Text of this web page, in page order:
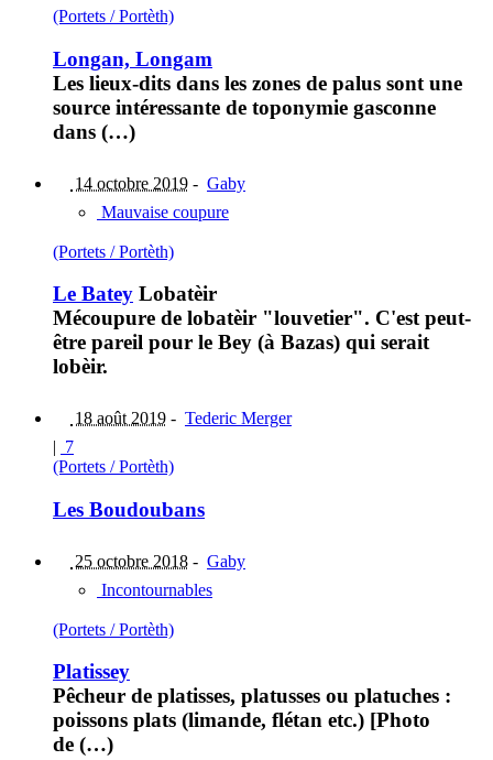
(Portets / Portèth)
Longan, Longam
Les lieux-dits dans les zones de palus sont une
source intéressante de toponymie gasconne
dans (…)
14 octobre 2019 - Gaby
Mauvaise coupure
(Portets / Portèth)
Le Batey Lobatèir
Mécoupure de lobatèir "louvetier". C'est peut-
être pareil pour le Bey (à Bazas) qui serait
lobèir.
18 août 2019 - Tederic Merger
| 7
(Portets / Portèth)
Les Boudoubans
25 octobre 2018 - Gaby
Incontournables
(Portets / Portèth)
Platissey
Pêcheur de platisses, platusses ou platuches :
poissons plats (limande, flétan etc.) [Photo
de (…)